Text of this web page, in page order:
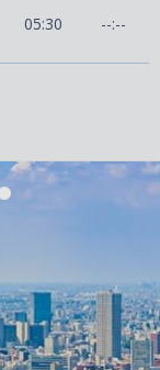
05:30 --:--